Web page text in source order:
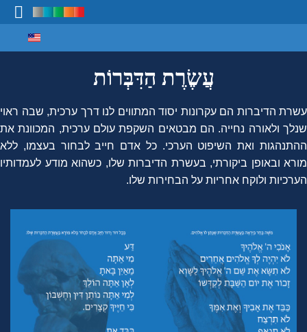
עֲשֶׂרֶת הַדִּבְּרוֹת
עשרת הדיברות הם עקרונות יסוד המתווים לנו דרך ערכית, שבה ראוי
שנלך ולאורה נחייה. הם מבטאים השקפת עולם ערכית, המכוונת את
ההתנהגות ואת השיפוט הערכי.כל אדם חייב לבחור בעצמו, ללא
מורא ובאופן ביקורתי, בעשרת הדיברות שלו, כשהוא מודע לעמדותיו
הערכיות ולוקח אחריות על הבחירות שלו.